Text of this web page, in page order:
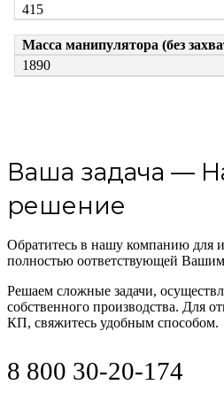
415
Масса манипулятора (без
1890
Ваша задача —
решение
Обратитесь в нашу компанию для
полностью оответствующей
Решаем сложные задачи,
собственного производства. Для
КП, свяжитесь удобным способом.
8 800 30-20-174